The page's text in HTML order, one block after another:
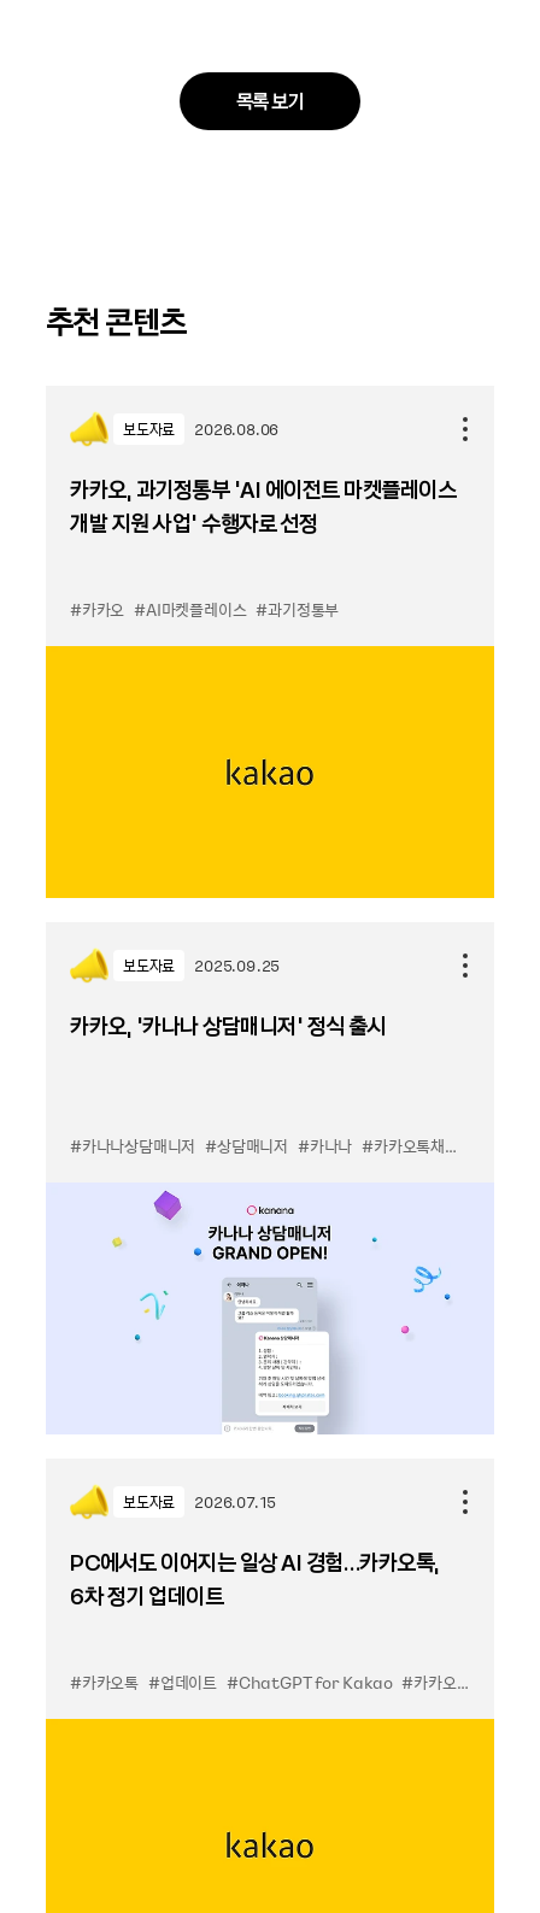
목록 보기
추천 콘텐츠
보도자료 2026.08.06
카카오, 과기정통부 ‘AI 에이전트 마켓플레이스
개발 지원 사업’ 수행자로 선정
#카카오 #AI마켓플레이스 #과기정통부
보도자료 2025.09.25
카카오, ‘카나나 상담매니저’ 정식 출시
#카나나상담매니저 #상담매니저 #카나나 #카카오톡채널
보도자료 2026.07.15
PC에서도 이어지는 일상 AI 경험…카카오톡,
6차 정기 업데이트
#카카오톡 #업데이트 #ChatGPT for Kakao #카카오톡PC